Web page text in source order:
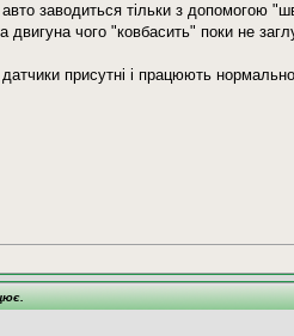
заводиться тільки з допомогою
двигуна чого "ковбасить" поки не
присутні і працюють